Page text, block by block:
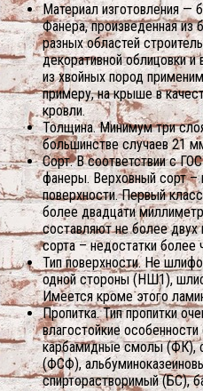
Материал изготовления —
Фанера, произведенная из
разных областей
декоративной облицовки и
из хвойных пород
примеру, на крыше в
кровли.
Толщина. Минимум три
большинстве случаев 21
Сорт. В соответствии с
фанеры. Верховный сорт –
поверхности. Первый
более двадцати
составляют не более двух
сорта – недостатки более
Тип поверхности. Не
одной стороны (НШ1),
Имеется кроме этого
Пропитка. Тип пропитки
влагостойкие
карбамидные смолы (ФК),
(ФСФ),
спирторастворимый (БС),